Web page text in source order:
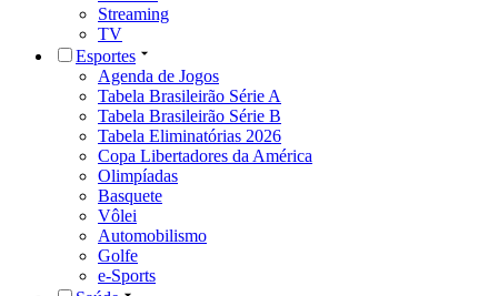
Streaming
TV
Esportes
Agenda de Jogos
Tabela Brasileirão Série A
Tabela Brasileirão Série B
Tabela Eliminatórias 2026
Copa Libertadores da América
Olimpíadas
Basquete
Vôlei
Automobilismo
Golfe
e-Sports